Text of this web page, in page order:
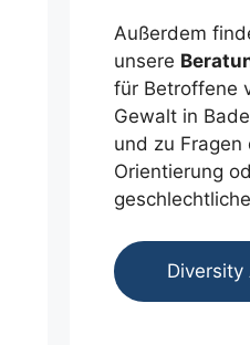
Außerdem
unsere
für Betroffene
Gewalt in
und zu Fragen
Orientierung
Diversity